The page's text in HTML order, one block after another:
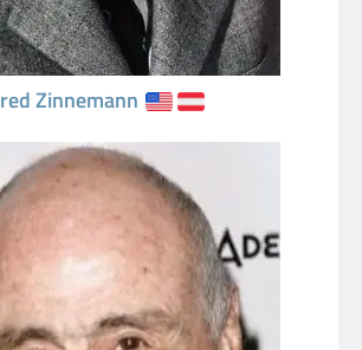
Zinnemann